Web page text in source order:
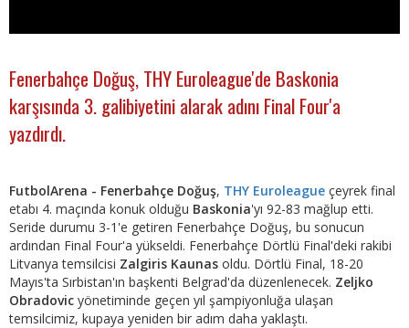
Fenerbahçe Doğuş, THY Euroleague'de Baskonia
karşısında 3. galibiyetini alarak adını Final Four'a
yazdırdı.
FutbolArena - Fenerbahçe Doğuş, THY Euroleague çeyrek final
etabı 4. maçında konuk olduğu Baskonia'yı 92-83 mağlup etti.
Seride durumu 3-1'e getiren Fenerbahçe Doğuş, bu sonucun
ardından Final Four'a yükseldi. Fenerbahçe Dörtlü Final'deki rakibi
Litvanya temsilcisi Zalgiris Kaunas oldu. Dörtlü Final, 18-20
Mayıs'ta Sırbistan'ın başkenti Belgrad'da düzenlenecek. Zeljko
Obradovic yönetiminde geçen yıl şampiyonluğa ulaşan
temsilcimiz, kupaya yeniden bir adım daha yaklaştı.